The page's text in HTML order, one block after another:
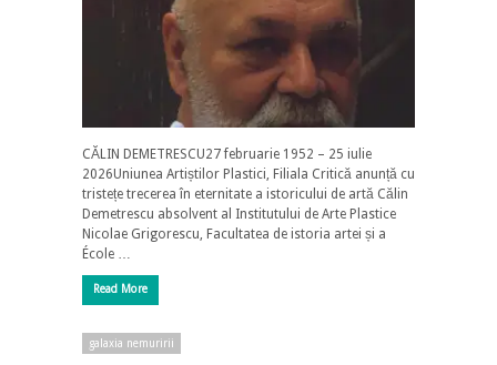
CĂLIN DEMETRESCU27 februarie 1952 – 25 iulie
2026Uniunea Artiștilor Plastici, Filiala Critică anunță cu
tristețe trecerea în eternitate a istoricului de artă Călin
Demetrescu absolvent al Institutului de Arte Plastice
Nicolae Grigorescu, Facultatea de istoria artei și a
École …
Read More
galaxia nemuririi